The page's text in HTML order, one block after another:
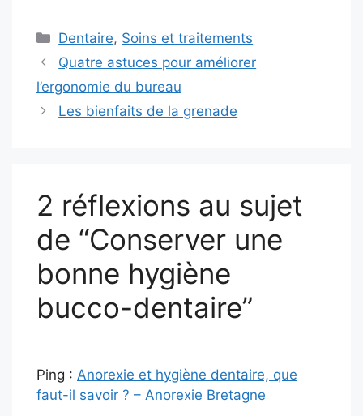
Catégories
Dentaire, Soins et traitements
Quatre astuces pour améliorer
l’ergonomie du bureau
Les bienfaits de la grenade
2 réflexions au sujet
de “Conserver une
bonne hygiène
bucco-dentaire”
Ping : Anorexie et hygiène dentaire, que
faut-il savoir ? – Anorexie Bretagne